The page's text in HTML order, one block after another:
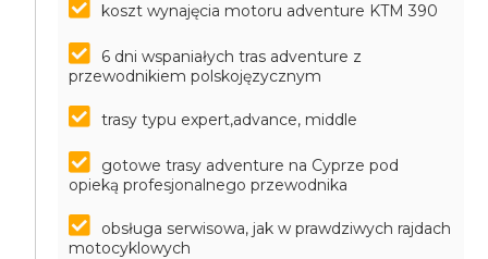
koszt wynajęcia motoru adventure KTM 390
6 dni wspaniałych tras adventure z
przewodnikiem polskojęzycznym
trasy typu expert,advance, middle
gotowe trasy adventure na Cyprze pod
opieką profesjonalnego przewodnika
obsługa serwisowa, jak w prawdziwych rajdach
motocyklowych